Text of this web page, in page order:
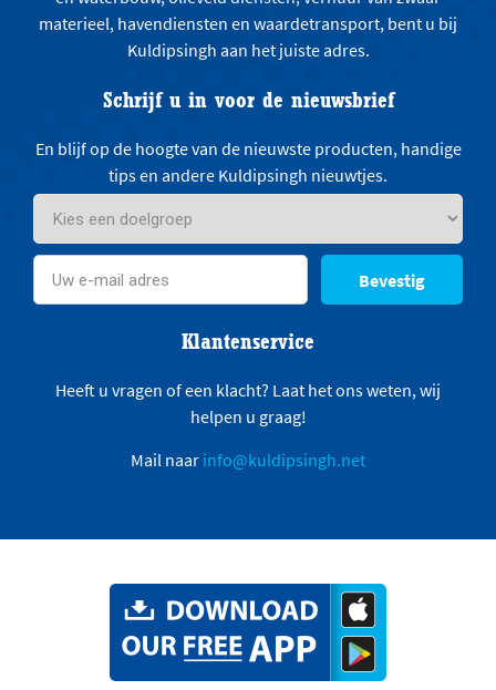
materieel, havendiensten en waardetransport, bent u bij
Kuldipsingh aan het juiste adres.
Schrijf u in voor de nieuwsbrief
En blijf op de hoogte van de nieuwste producten, handige
tips en andere Kuldipsingh nieuwtjes.
Bevestig
Klantenservice
Heeft u vragen of een klacht? Laat het ons weten, wij
helpen u graag!
Mail naar info@kuldipsingh.net